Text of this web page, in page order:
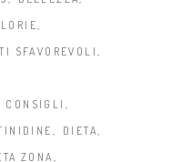
SFAVOREVOLI
CONSIGLI
DIETA
ZONA